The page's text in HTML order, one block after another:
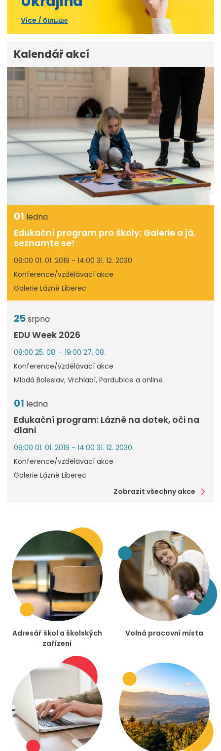
Více / більше
Kalendář akcí
01 ledna
Edukační program pro školy: Galerie a já,
seznamte se!
09:00 01. 01. 2019 - 14:00 31. 12. 2030
Konference/vzdělávací akce
Galerie Lázně Liberec
25srpna
EDU Week 2026
08:00 25. 08. - 19:00 27. 08.
Konference/vzdělávací akce
Mladá Boleslav, Vrchlabí, Pardubice a online
01 ledna
Edukační program: Lázně na dotek, oči na
dlani
09:00 01. 01. 2019 - 14:00 31. 12. 2030
Konference/vzdělávací akce
Galerie Lázně Liberec
Zobrazit všechny akce
Adresář škol a školských
zařízení
Volná pracovní místa